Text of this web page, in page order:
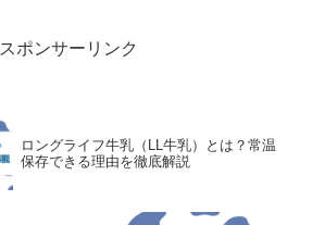
スポンサーリンク
ロングライフ牛乳（LL牛乳）とは？常温
保存できる理由を徹底解説